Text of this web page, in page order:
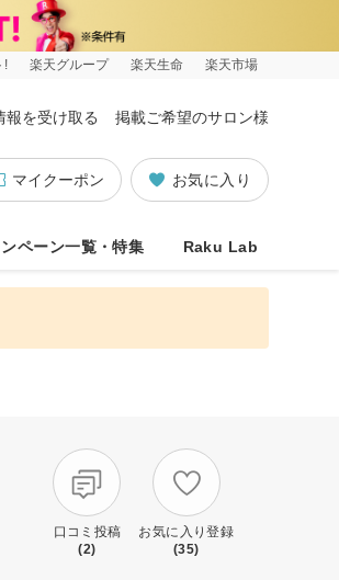
! 楽天グループ 楽天生命 楽天市場
報を受け取る 掲載ご希望のサロン様
お気に入り
マイクーポン
ペーン一覧・特集 Raku Lab
口コミ投稿
(2)
お気に入り登録
(35)